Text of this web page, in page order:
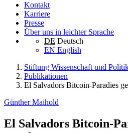
Kontakt
Karriere
Presse
Über uns in leichter Sprache
DE Deutsch
EN English
Stiftung Wissenschaft und
Publikationen
El Salvadors Bitcoin-Paradies
Günther Maihold
El Salvadors Bitcoin-